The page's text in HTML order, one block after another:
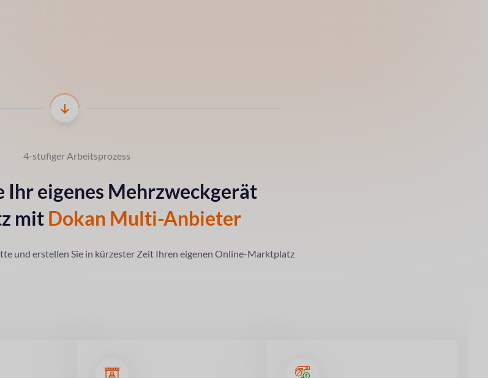
4-stufiger Arbeitsprozess
Ihr eigenes Mehrzweckgerät
mit Dokan Multi-Anbieter
und erstellen Sie in kürzester Zeit Ihren eigenen Online-Marktplatz